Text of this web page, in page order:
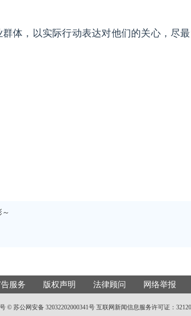
体，以实际行动表达对他们的关心，尽
告服务 版权声明 法律顾问 网络举报
© 苏公网安备 32032202000341号 互联网新闻信息服务许可证：